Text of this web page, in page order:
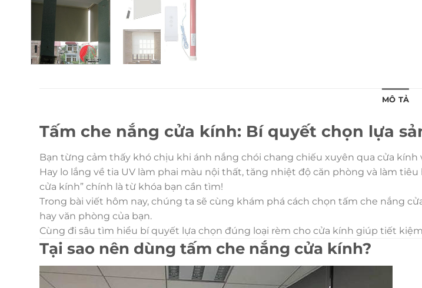
MÔ TẢ
Tấm che nắng cửa kính: Bí quyết chọn lựa
Bạn từng cảm thấy khó chịu khi ánh nắng chói chang chiếu xuyên qua cửa kính
Hay lo lắng về tia UV làm phai màu nội thất, tăng nhiệt độ căn phòng và làm
cửa kính” chính là từ khóa bạn cần tìm!
Trong bài viết hôm nay, chúng ta sẽ cùng khám phá cách chọn tấm che nắng
hay văn phòng của bạn.
Cùng đi sâu tìm hiểu bí quyết lựa chọn đúng loại rèm cho cửa kính giúp tiết
Tại sao nên dùng tấm che nắng cửa kính?